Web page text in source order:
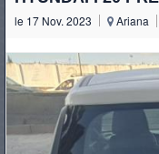
le 17 Nov. 2023 Ariana
D'OCCASION
CAMIONS
PNEUS